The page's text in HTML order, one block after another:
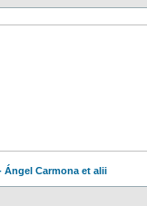
Ángel Carmona et alii